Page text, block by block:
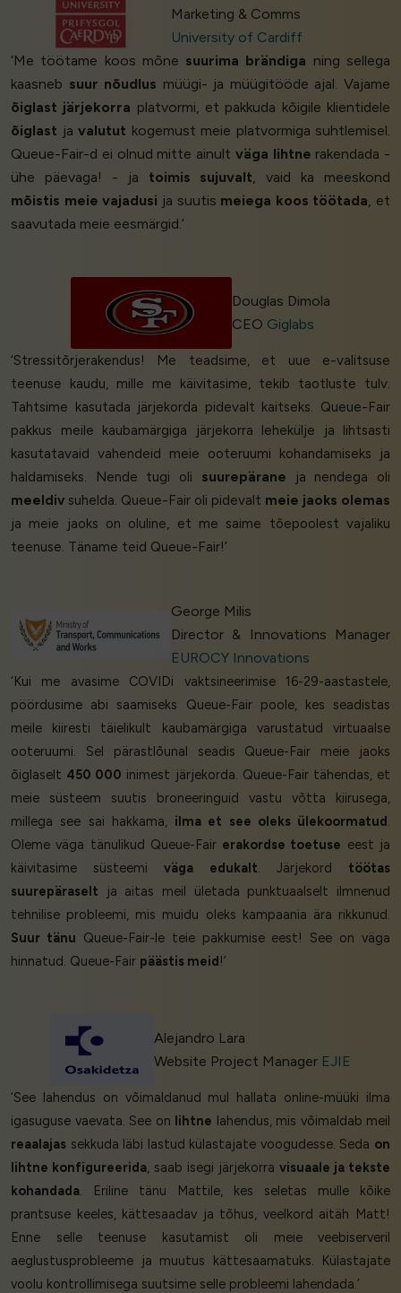
Marketing & Comms
University of Cardiff
‘Me töötame koos mõne suurima brändiga ning sellega
kaasneb suur nõudlus müügi- ja müügitööde ajal. Vajame
õiglast järjekorra platvormi, et pakkuda kõigile klientidele
õiglast ja valutut kogemust meie platvormiga suhtlemisel.
Queue-Fair-d ei olnud mitte ainult väga lihtne rakendada -
ühe päevaga! - ja toimis sujuvalt, vaid ka meeskond
mõistis meie vajadusi ja suutis meiega koos töötada, et
saavutada meie eesmärgid.’
Douglas Dimola
CEO Giglabs
‘Stressitõrjerakendus! Me teadsime, et uue e-valitsuse
teenuse kaudu, mille me käivitasime, tekib taotluste tulv.
Tahtsime kasutada järjekorda pidevalt kaitseks. Queue-Fair
pakkus meile kaubamärgiga järjekorra lehekülje ja lihtsasti
kasutatavaid vahendeid meie ooteruumi kohandamiseks ja
haldamiseks. Nende tugi oli suurepärane ja nendega oli
meeldiv suhelda. Queue-Fair oli pidevalt meie jaoks olemas
ja meie jaoks on oluline, et me saime tõepoolest vajaliku
teenuse. Täname teid Queue-Fair!’
George Milis
Director & Innovations Manager
EUROCY Innovations
‘Kui me avasime COVIDi vaktsineerimise 16-29-aastastele,
pöördusime abi saamiseks Queue-Fair poole, kes seadistas
meile kiiresti täielikult kaubamärgiga varustatud virtuaalse
ooteruumi. Sel pärastlõunal seadis Queue-Fair meie jaoks
õiglaselt 450 000 inimest järjekorda. Queue-Fair tähendas, et
meie süsteem suutis broneeringuid vastu võtta kiirusega,
millega see sai hakkama, ilma et see oleks ülekoormatud.
Oleme väga tänulikud Queue-Fair erakordse toetuse eest ja
käivitasime süsteemiväga edukalt. Järjekord töötas
suurepäraselt ja aitas meil ületada punktuaalselt ilmnenud
tehnilise probleemi, mis muidu oleks kampaania ära rikkunud.
Suur tänu Queue-Fair-le teie pakkumise eest! See on väga
hinnatud. Queue-Fair päästis meid!’
Alejandro Lara
Website Project Manager EJIE
‘See lahendus on võimaldanud mul hallata online-müüki ilma
igasuguse vaevata. See on lihtne lahendus, mis võimaldab meil
reaalajas sekkuda läbi lastud külastajate voogudesse. Seda on
lihtne konfigureerida, saab isegi järjekorra visuaale ja tekste
kohandada. Eriline tänu Mattile, kes seletas mulle kõike
prantsuse keeles, kättesaadav ja tõhus, veelkord aitäh Matt!
Enne selle teenuse kasutamist oli meie veebiserveril
aeglustusprobleeme ja muutus kättesaamatuks. Külastajate
voolu kontrollimisega suutsime selle probleemi lahendada.’